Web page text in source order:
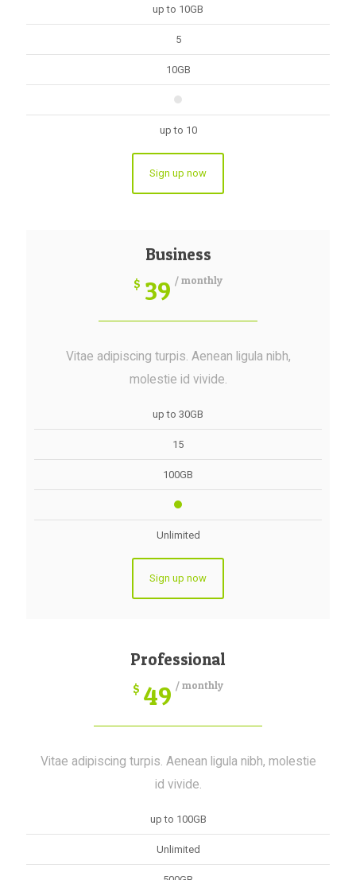
up to 10GB
5
10GB
up to 10
Sign up now
Business
$ 39 / monthly
Vitae adipiscing turpis. Aenean ligula nibh,
molestie id vivide.
up to 30GB
15
100GB
Unlimited
Sign up now
Professional
$ 49 / monthly
Vitae adipiscing turpis. Aenean ligula nibh, molestie
id vivide.
up to 100GB
Unlimited